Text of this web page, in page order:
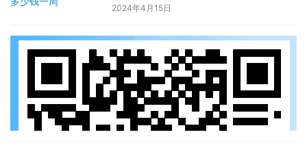
2024年4月15日